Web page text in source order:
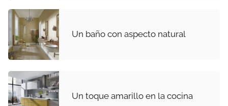
Un baño con aspecto natural
Un toque amarillo en la cocina